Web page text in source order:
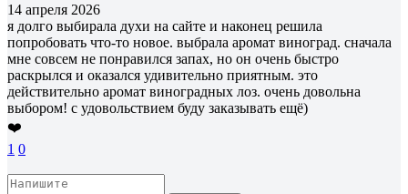
14 апреля 2026
я долго выбирала духи на сайте и наконец решила
попробовать что-то новое. выбрала аромат виноград. сначала
мне совсем не понравился запах, но он очень быстро
раскрылся и оказался удивительно приятным. это
действительно аромат виноградных лоз. очень довольна
выбором! с удовольствием буду заказывать ещё)
❤️
1 0